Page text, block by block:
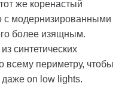
же коренастый
с модернизированными
более изящным.
синтетических
всему периметру, чтобы
on low lights.